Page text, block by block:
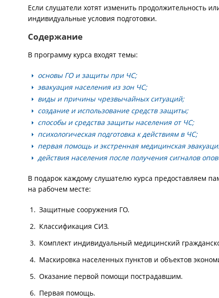
Если слушатели хотят изменить продолжительность
индивидуальные условия подготовки.
Содержание
В программу курса входят темы:
основы ГО и защиты при ЧС;
эвакуация населения из зон ЧС;
виды и причины чрезвычайных ситуаций;
создание и использование средств защиты;
способы и средства защиты населения от ЧС;
психологическая подготовка к действиям в ЧС;
первая помощь и экстренная медицинская
действия населения после получения сигналов
В подарок каждому слушателю курса предоставляем
на рабочем месте:
Защитные сооружения ГО.
Классификация СИЗ.
Комплект индивидуальный медицинский
Маскировка населенных пунктов и объектов
Оказание первой помощи пострадавшим.
Первая помощь.